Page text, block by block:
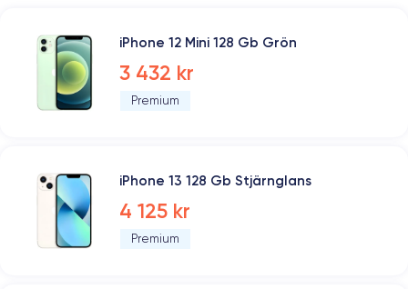
iPhone 12 Mini 128 Gb Grön
3 432 kr
Premium
iPhone 13 128 Gb Stjärnglans
4 125 kr
Premium